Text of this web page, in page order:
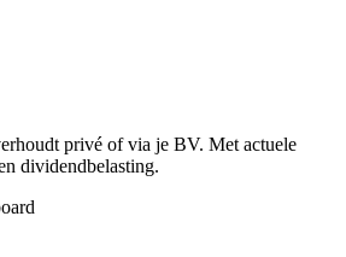
privé of via je BV. Met actuele
dividendbelasting.